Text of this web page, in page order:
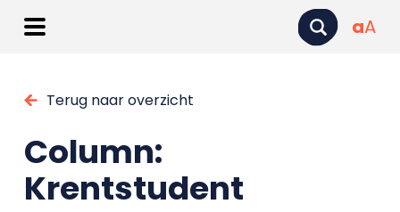
aA
Terug naar overzicht
Column:
Krentstudent